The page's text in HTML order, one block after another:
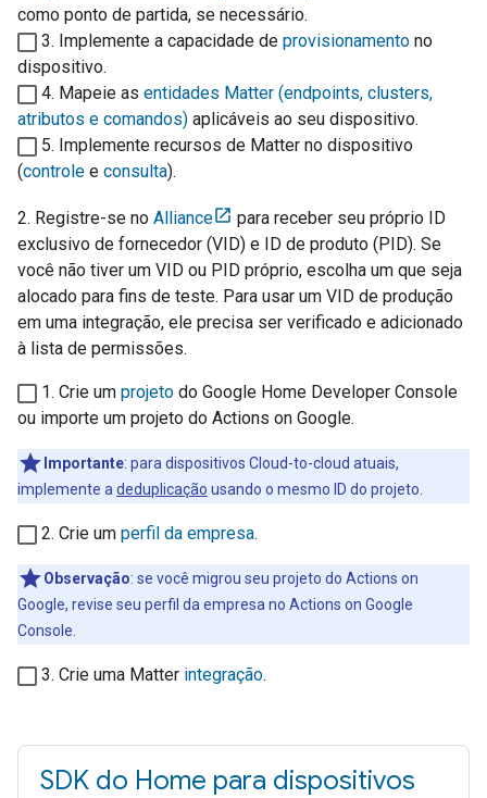
como ponto de partida, se necessário.
3. Implemente a capacidade de provisionamento no
dispositivo.
4. Mapeie as entidades Matter (endpoints, clusters,
atributos e comandos) aplicáveis ao seu dispositivo.
5. Implemente recursos de Matter no dispositivo
(controle e consulta).
2. Registre-se no Alliance
para receber seu próprio ID
exclusivo de fornecedor (VID) e ID de produto (PID). Se
você não tiver um VID ou PID próprio, escolha um que seja
alocado para fins de teste. Para usar um VID de produção
em uma integração, ele precisa ser verificado e adicionado
à lista de permissões.
1. Crie um projeto do Google Home Developer Console
ou importe um projeto do Actions on Google.
Importante: para dispositivos Cloud-to-cloud atuais,
implemente a deduplicação usando o mesmo ID do projeto.
2. Crie um perfil da empresa.
Observação: se você migrou seu projeto do Actions on
Google, revise seu perfil da empresa no Actions on Google
Console
3. Crie uma Matter integração.
SDK do Home para dispositivos